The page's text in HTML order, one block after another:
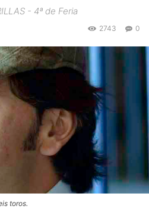
- 4ª de Feria
0
2743
toros.